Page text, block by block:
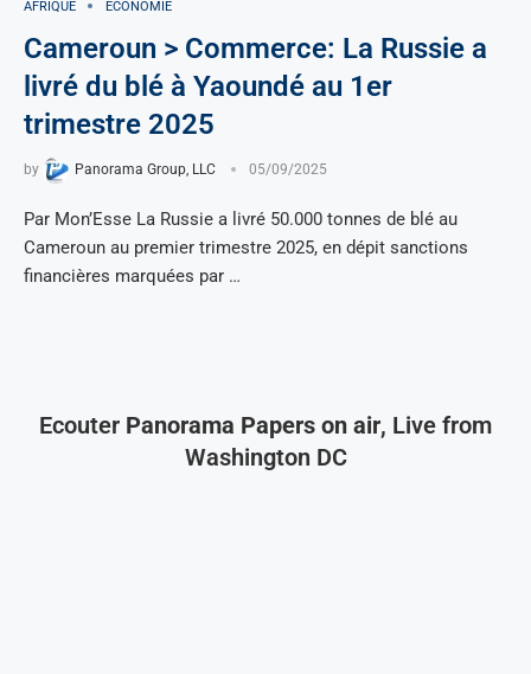
AFRIQUE ECONOMIE
Cameroun > Commerce: La Russie a
livré du blé à Yaoundé au 1er
trimestre 2025
by Panorama Group, LLC 05/09/2025
Par Mon’Esse La Russie a livré 50.000 tonnes de blé au
Cameroun au premier trimestre 2025, en dépit sanctions
financières marquées par …
Ecouter Panorama Papers on air, Live from
Washington DC